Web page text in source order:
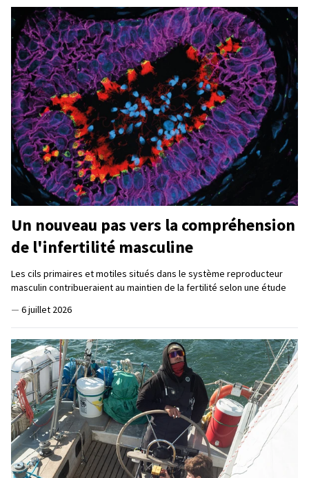
Un nouveau pas vers la compréhension
de l'infertilité masculine
Les cils primaires et motiles situés dans le système reproducteur
masculin contribueraient au maintien de la fertilité selon une étude
— 6 juillet 2026